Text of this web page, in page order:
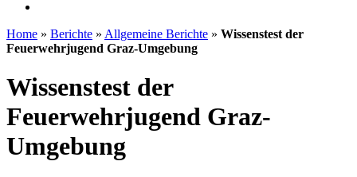
Home » Berichte » Allgemeine Berichte » Wissenstest der
Feuerwehrjugend Graz-Umgebung
Wissenstest der
Feuerwehrjugend Graz-
Umgebung